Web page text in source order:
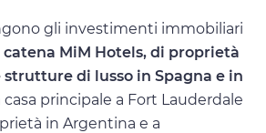
gli investimenti immobiliari
catena MiM Hotels, di proprietà
strutture di lusso in Spagna e in
casa principale a Fort Lauderdale
in Argentina e a